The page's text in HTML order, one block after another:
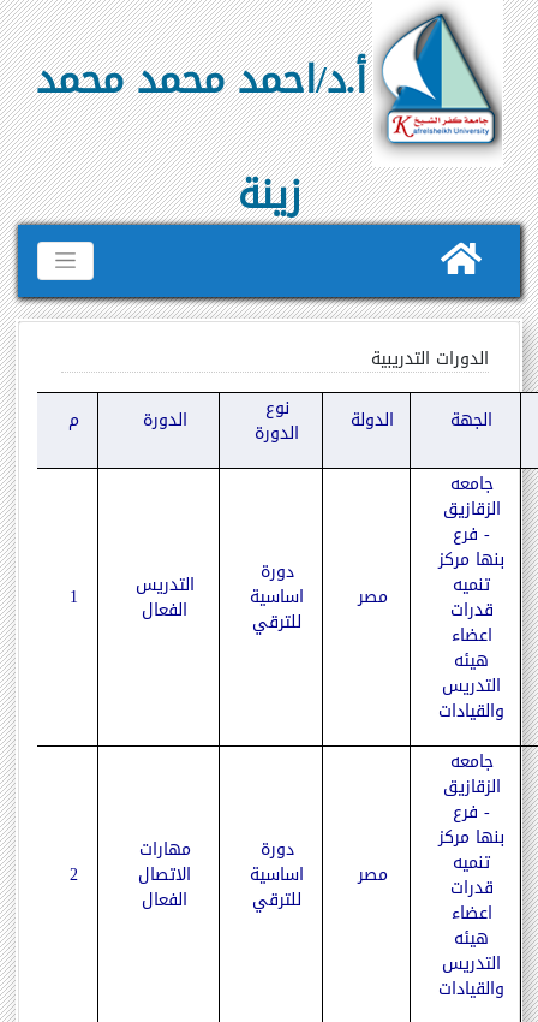
أ.د/احمد محمد محمد
زينة
الدورات التدريبية
الجهة
الدولة نوع
الدورة الدورة
م
جامعه
الزقازيق
- فرع
بنها مركز
تنميه
قدرات
اعضاء
هيئه
التدريس
والقيادات
مصر
دورة
اساسية
للترقي
التدريس
الفعال 1
جامعه
الزقازيق
- فرع
بنها مركز
تنميه
قدرات
اعضاء
هيئه
التدريس
والقيادات
مصر
دورة
اساسية
للترقي
مهارات
الاتصال
الفعال
2